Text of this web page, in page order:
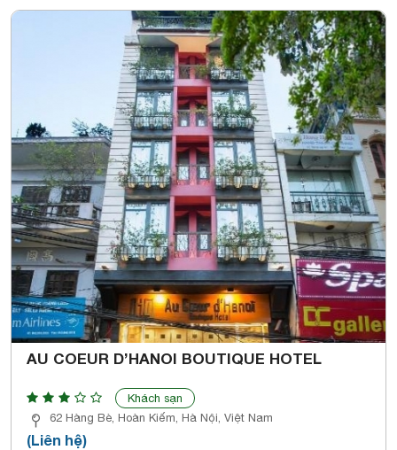
AU COEUR D’HANOI BOUTIQUE HOTEL
Khách sạn
62 Hàng Bè, Hoàn Kiếm, Hà Nội, Việt Nam
(Liên hệ)